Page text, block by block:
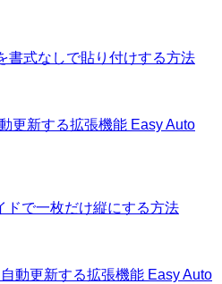
書式なしで貼り付けする方法
更新する拡張機能 Easy Auto
ドで一枚だけ縦にする方法
動更新する拡張機能 Easy Auto